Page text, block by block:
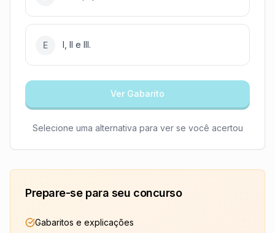
E I, II e III.
Ver Gabarito
Selecione uma alternativa para ver se você acertou
Prepare-se para seu concurso
Gabaritos e explicações